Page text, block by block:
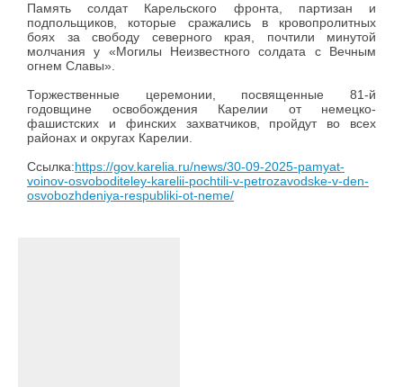
Память солдат Карельского фронта, партизан и
подпольщиков, которые сражались в кровопролитных
боях за свободу северного края, почтили минутой
молчания у «Могилы Неизвестного солдата с Вечным
огнем Славы».
Торжественные церемонии, посвященные 81-й
годовщине освобождения Карелии от немецко-
фашистских и финских захватчиков, пройдут во всех
районах и округах Карелии.
Ссылка:https://gov.karelia.ru/news/30-09-2025-pamyat-
voinov-osvoboditeley-karelii-pochtili-v-petrozavodske-v-den-
osvobozhdeniya-respubliki-ot-neme/